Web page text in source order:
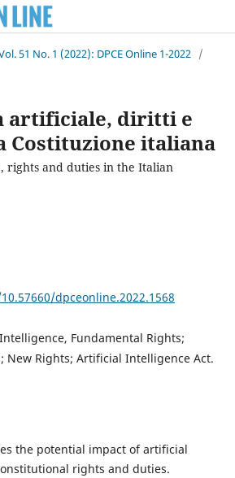
51 No. 1 (2022): DPCE Online 1-2022 /
artificiale, diritti e
Costituzione italiana
rights and duties in the Italian
dpceonline.2022.1568
Fundamental Rights;
New Rights; Artificial Intelligence Act.
the potential impact of artificial
rights and duties.